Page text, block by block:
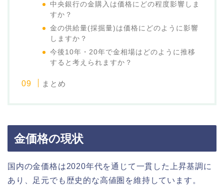
中央銀行の金購入は価格にどの程度影響しま
すか？
金の供給量(採掘量)は価格にどのように影響
しますか？
今後10年・20年で金相場はどのように推移
すると考えられますか？
まとめ
金価格の現状
国内の金価格は2020年代を通じて一貫した上昇基調に
あり、足元でも歴史的な高値圏を維持しています。